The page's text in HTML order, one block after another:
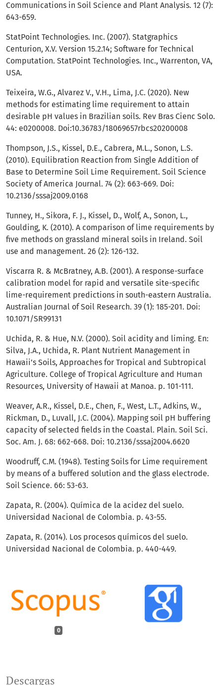
0
Descargas
Communications in Soil Science and Plant Analysis. 12 (7):
643-659.
StatPoint Technologies. Inc. (2007). Statgraphics
Centurion, X.V. Version 15.2.14; Software for Technical
Computation. StatPoint Technologies. Inc., Warrenton, VA,
USA.
Teixeira, W.G., Alvarez V., V.H., Lima, J.C. (2020). New
methods for estimating lime requirement to attain
desirable pH values in Brazilian soils. Rev Bras Cienc Solo.
44: e0200008. Doi:10.36783/18069657rbcs20200008
Thompson, J.S., Kissel, D.E., Cabrera, M.L., Sonon, L.S.
(2010). Equilibration Reaction from Single Addition of
Base to Determine Soil Lime Requirement. Soil Science
Society of America Journal. 74 (2): 663-669. Doi:
10.2136/sssaj2009.0168
Tunney, H., Sikora, F. J., Kissel, D., Wolf, A., Sonon, L.,
Goulding, K. (2010). A comparison of lime requirements by
five methods on grassland mineral soils in Ireland. Soil
use and management. 26 (2): 126-132.
Viscarra R. & McBratney, A.B. (2001). A response-surface
calibration model for rapid and versatile site-specific
lime-requirement predictions in south-eastern Australia.
Australian Journal of Soil Research. 39 (1): 185-201. Doi:
10.1071/SR99131
Uchida, R. & Hue, N.V. (2000). Soil acidity and liming. En:
Silva, J.A., Uchida, R. Plant Nutrient Management in
Hawaii’s Soils, Approaches for Tropical and Subtropical
Agriculture. College of Tropical Agriculture and Human
Resources, University of Hawaii at Manoa. p. 101-111.
Weaver, A.R., Kissel, D.E., Chen, F., West, L.T., Adkins, W.,
Rickman, D., Luvall, J.C. (2004). Mapping soil pH buffering
capacity of selected fields in the Coastal. Plain. Soil Sci.
Soc. Am. J. 68: 662-668. Doi: 10.2136/sssaj2004.6620
Woodruff, C.M. (1948). Testing Soils for Lime requirement
by means of a buffered solution and the glass electrode.
Soil Science. 66: 53-63.
Zapata, R. (2004). Química de la acidez del suelo.
Universidad Nacional de Colombia. p. 43-55.
Zapata, R. (2014). Los procesos químicos del suelo.
Universidad Nacional de Colombia. p. 440-449.